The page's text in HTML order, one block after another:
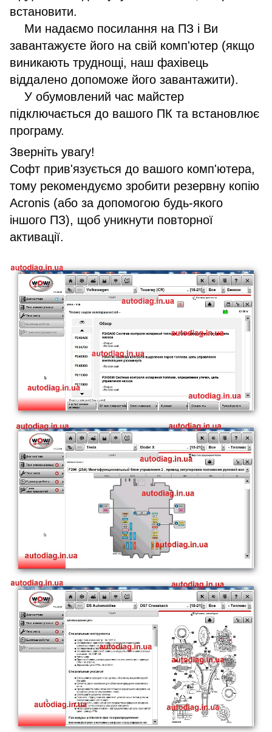
встановити.
Ми надаємо посилання на ПЗ і Ви
завантажуєте його на свій комп'ютер (якщо
виникають труднощі, наш фахівець
віддалено допоможе його завантажити).
У обумовлений час майстер
підключається до вашого ПК та встановлює
програму.
Зверніть увагу!
Софт прив'язується до вашого комп'ютера,
тому рекомендуємо зробити резервну копію
Acronis (або за допомогою будь-якого
іншого ПЗ), щоб уникнути повторної
активації.